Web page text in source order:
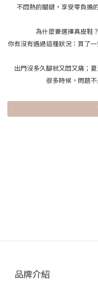
不悶熱的關鍵，享受零負擔
為什麼要選擇真皮鞋
你有沒有遇過這種狀況：買了
出門沒多久腳就又悶又痛；
很多時候，問題
品牌介紹